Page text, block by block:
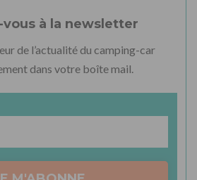
à la newsletter
de l’actualité du camping-car
dans votre boîte mail.